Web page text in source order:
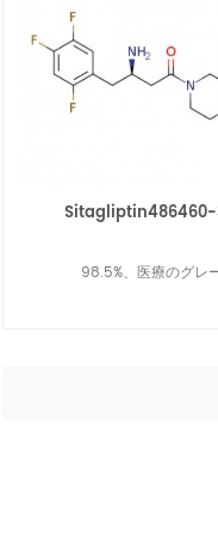
98.5%、医療のグレ